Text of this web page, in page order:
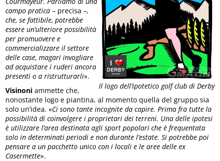
Il logo dell’ipotetico golf club di Derby
campo pratica – precisa –,
che, se fattibile, potrebbe
essere un’ulteriore possibilità
per promuovere e
commercializzare il settore
delle case, magari invogliare
ad acquistare i ruderi ancora
presenti o a ristrutturarli».
Visinoni ammette che,
nonostante logo e piantina, al momento quella del gruppo sia
solo un’idea. «Ci sono tante incognite da capire. Prima fra tutte la
possibilità di coinvolgere i proprietari dei terreni. Una delle ipotesi
è utilizzare l’area destinata agli sport popolari che è frequentata
solo in determinati periodi e non durante l’estate. Si potrebbe poi
pensare a un pacchetto unico con i locali e le aree delle ex
Casermette».